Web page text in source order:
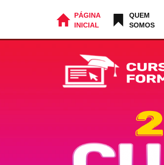
PÁGINA
INICIAL
QUEM
SOMOS